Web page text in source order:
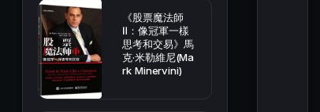
《股票魔法師
Ⅱ：像冠軍一樣
思考和交易》馬
克·米勒維尼(Ma
rk Minervini)